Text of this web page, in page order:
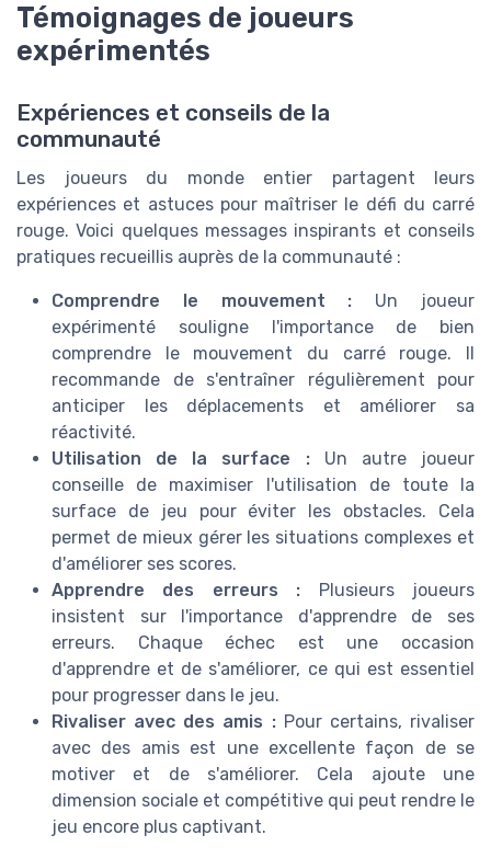
Témoignages de joueurs
expérimentés
Expériences et conseils de la
communauté
Les joueurs du monde entier partagent leurs
expériences et astuces pour maîtriser le défi du carré
rouge. Voici quelques messages inspirants et conseils
pratiques recueillis auprès de la communauté :
Comprendre le mouvement : Un joueur
expérimenté souligne l'importance de bien
comprendre le mouvement du carré rouge. Il
recommande de s'entraîner régulièrement pour
anticiper les déplacements et améliorer sa
réactivité.
Utilisation de la surface :Un autre joueur
conseille de maximiser l'utilisation de toute la
surface de jeu pour éviter les obstacles. Cela
permet de mieux gérer les situations complexes et
d'améliorer ses scores.
Apprendre des erreurs : Plusieurs joueurs
insistent sur l'importance d'apprendre de ses
erreurs. Chaque échec est une occasion
d'apprendre et de s'améliorer, ce qui est essentiel
pour progresser dans le jeu.
Rivaliser avec des amis :Pour certains, rivaliser
avec des amis est une excellente façon de se
motiver et de s'améliorer. Cela ajoute une
dimension sociale et compétitive qui peut rendre le
jeu encore plus captivant.